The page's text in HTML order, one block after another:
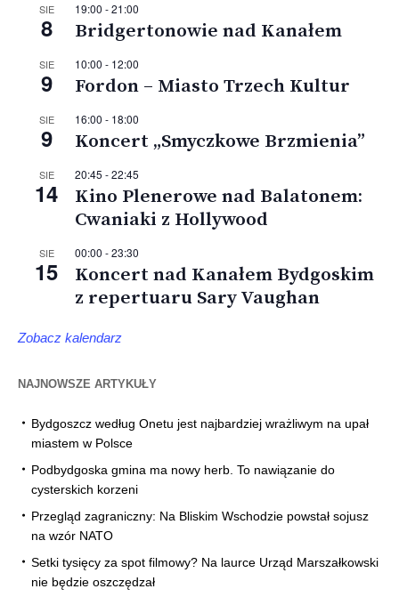
SIE
8
19:00 -21:00
Bridgertonowie nad Kanałem
SIE
9
10:00 - 12:00
Fordon – Miasto Trzech Kultur
SIE
9
16:00 - 18:00
Koncert „Smyczkowe Brzmienia”
SIE
14
20:45 -22:45
Kino Plenerowe nad Balatonem:
Cwaniaki z Hollywood
SIE
15
00:00 -23:30
Koncert nad Kanałem Bydgoskim
z repertuaru Sary Vaughan
Zobacz kalendarz
NAJNOWSZE ARTYKUŁY
Bydgoszcz według Onetu jest najbardziej wrażliwym na upał
miastem w Polsce
Podbydgoska gmina ma nowy herb. To nawiązanie do
cysterskich korzeni
Przegląd zagraniczny: Na Bliskim Wschodzie powstał sojusz
na wzór NATO
Setki tysięcy za spot filmowy? Na laurce Urząd Marszałkowski
nie będzie oszczędzał